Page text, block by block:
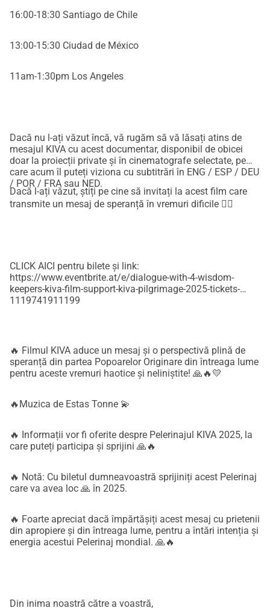
profundă a umanității, oferindu-ți un sens profund al vieții.
16:00-18:30 Santiago de Chile
13:00-15:30 Ciudad de México
11am-1:30pm Los Angeles
Dacă nu l-ați văzut încă, vă rugăm să vă lăsați atins de
mesajul KIVA cu acest documentar, disponibil de obicei
doar la proiecții private și în cinematografe selectate, pe
care acum îl puteți viziona cu subtitrări în ENG / ESP / DEU
/ POR / FRA sau NED.
Dacă l-ați văzut, știți pe cine să invitați la acest film care
transmite un mesaj de speranță în vremuri dificile ❤‍🔥
CLICK AICI pentru bilete și link:
https://www.eventbrite.at/e/dialogue-with-4-wisdom-
keepers-kiva-film-support-kiva-pilgrimage-2025-tickets-
1119741911199
🔥 Filmul KIVA aduce un mesaj și o perspectivă plină de
speranță din partea Popoarelor Originare din întreaga lume
pentru aceste vremuri haotice și neliniștite! 🙏🔥💛
🔥Muzica de Estas Tonne 💫
🔥 Informații vor fi oferite despre Pelerinajul KIVA 2025, la
care puteți participa și sprijini 🙏🔥
🔥 Notă: Cu biletul dumneavoastră sprijiniți acest Pelerinaj
care va avea loc 🙏 în 2025.
🔥 Foarte apreciat dacă împărtășiți acest mesaj cu prietenii
din apropiere și din întreaga lume, pentru a întări intenția și
energia acestui Pelerinaj mondial. 🙏🔥
Din inima noastră către a voastră,